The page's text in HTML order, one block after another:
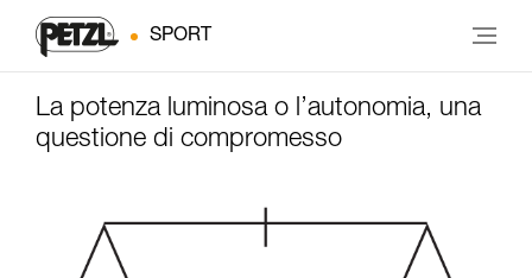
SPORT
La potenza luminosa o l’autonomia, una
questione di compromesso